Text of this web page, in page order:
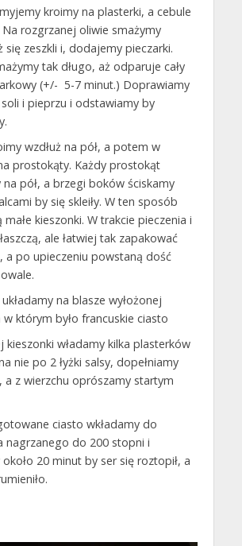
kroimy na plasterki, a cebule
rozgrzanej oliwie smażymy
się zeszkli i, dodajemy pieczarki.
tak długo, aż odparuje cały
(+/- 5-7 minut.) Doprawiamy
i pieprzu i odstawiamy by
wzdłuż na pół, a potem w
prostokąty. Każdy prostokąt
na pół, a brzegi boków ściskamy
by się skleiły. W ten sposób
kieszonki. W trakcie pieczenia i
ale łatwiej tak zapakować
a po upieczeniu powstaną dość
na blasze wyłożonej
którym było francuskie ciasto
kieszonki władamy kilka plasterków
nie po 2 łyżki salsy, dopełniamy
a z wierzchu oprószamy startym
ciasto wkładamy do
nagrzanego do 200 stopni i
20 minut by ser się roztopił, a